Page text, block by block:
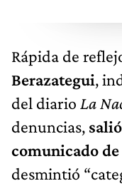
Rápida de
Berazategui,
del diario La
denuncias,
comunicado de
desmintió